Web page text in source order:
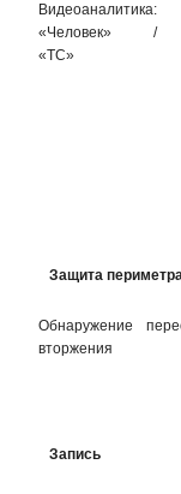
Видеоаналитика:
«Человек» /
«ТС»
Защита
Обнаружение
вторжения
Запись